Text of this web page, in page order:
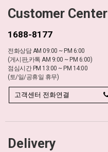
Customer Center
1688-8177
전화상담 AM 09:00 ~ PM 6:00
(게시판,카톡 AM 9:00 ~ PM 6:00)
점심시간 PM 13:00 ~ PM 14:00
(토/일/공휴일 휴무)
고객센터 전화연결
Delivery